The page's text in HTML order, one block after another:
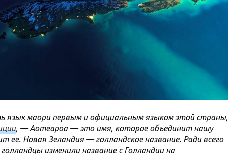
язык маори первым и официальным языком этой страны,
, — Аотеароа — это имя, которое объединит нашу
ее. Новая Зеландия — голландское название. Ради всего
изменили название с Голландии на